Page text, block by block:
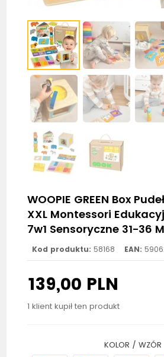
WOOPIE GREEN Box
XXL Montessori
7w1 Sensoryczne 31-36
Kod produktu: 58168 EAN:
139,00 PLN
1 klient kupił ten produkt
KOLOR / WZÓR